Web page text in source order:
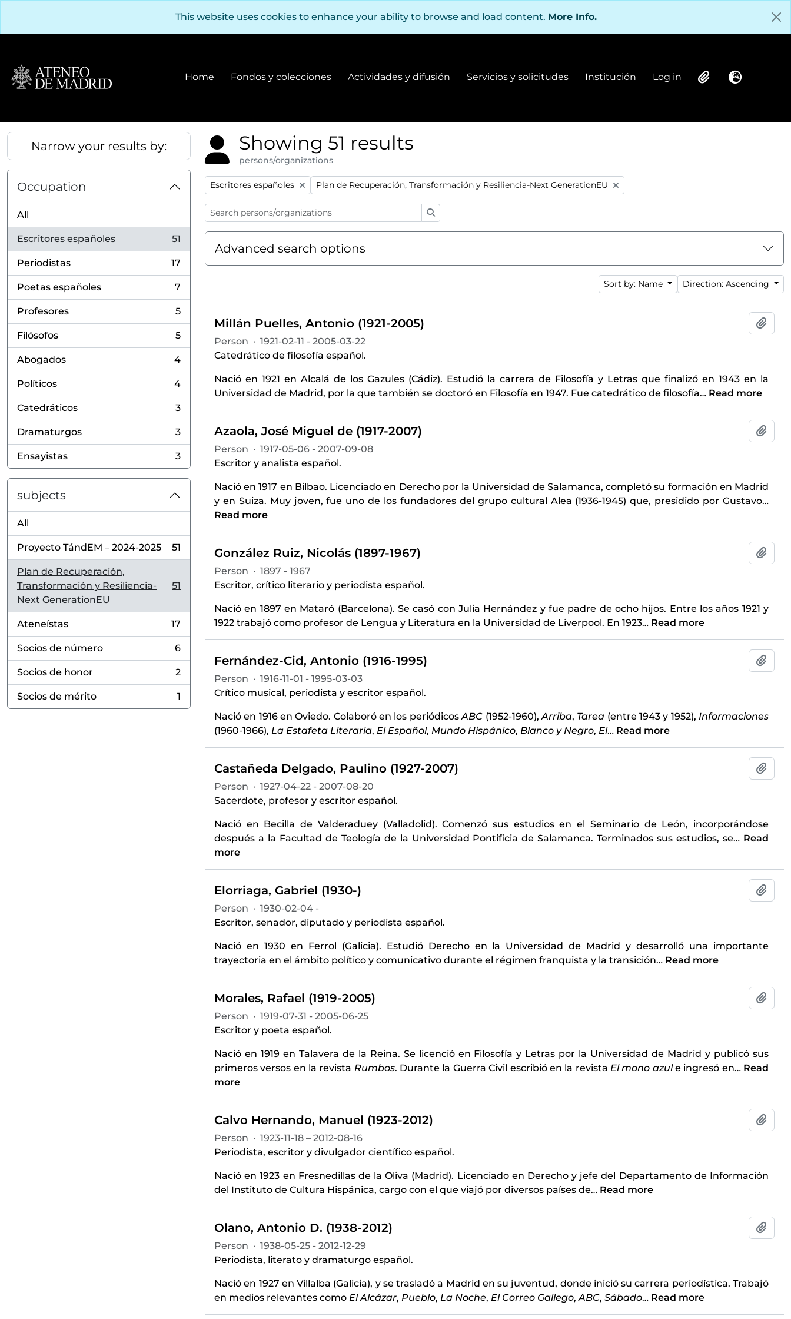
This website uses cookies to enhance your ability to browse and load content. More Info.
Home Fondos y colecciones
Fondos y colecciones
Actividades y difusión
Actividades y difusión
Servicios y solicitudes Institución
Institución
Log in
Log in ClipboardLanguage
Narrow your results by:
Occupation
All
Escritores españoles
, 51 results
51
Periodistas
, 17 results
17
Poetas españoles
, 7 results
7
Profesores
, 5 results
5
Filósofos
, 5 results
5
Abogados
, 4 results
4
Políticos
, 4 results
4
Catedráticos
, 3 results
3
Dramaturgos
, 3 results
3
Ensayistas
, 3 results
3
subjects
All
Proyecto TándEM – 2024-2025
, 51 results
51
Plan de Recuperación,
Transformación y Resiliencia-
Next GenerationEU
, 51 results
51
Ateneístas
, 17 results
17
Socios de número
, 6 results
6
Socios de honor
, 2 results
2
Socios de mérito
, 1 results
1
Showing 51 results
persons/organizations
Remove filter:
Escritores españoles Remove filter:
Plan de Recuperación, Transformación y Resiliencia-Next GenerationEU
Advanced search options
Sort by: Name Direction: Ascending
Millán Puelles, Antonio (1921-2005)
Person · 1921-02-11 - 2005-03-22
Catedrático de filosofía español.
Nació en 1921 en Alcalá de los Gazules (Cádiz). Estudió la carrera de Filosofía y Letras que finalizó en 1943 en la
Universidad de Madrid, por la que también se doctoró en Filosofía en 1947. Fue catedrático de filosofía… Read more
Azaola, José Miguel de (1917-2007)
Person · 1917-05-06 - 2007-09-08
Escritor y analista español.
Nació en 1917 en Bilbao. Licenciado en Derecho por la Universidad de Salamanca, completó su formación en Madrid
y en Suiza. Muy joven, fue uno de los fundadores del grupo cultural Alea (1936-1945) que, presidido por Gustavo…
Read more
González Ruiz, Nicolás (1897-1967)
Person · 1897 - 1967
Escritor, crítico literario y periodista español.
Nació en 1897 en Mataró (Barcelona). Se casó con Julia Hernández y fue padre de ocho hijos. Entre los años 1921 y
1922 trabajó como profesor de Lengua y Literatura en la Universidad de Liverpool. En 1923… Read more
Fernández-Cid, Antonio (1916-1995)
Person · 1916-11-01 - 1995-03-03
Crítico musical, periodista y escritor español.
Nació en 1916 en Oviedo. Colaboró en los periódicosABC (1952-1960), Arriba, Tarea (entre 1943 y 1952), Informaciones
(1960-1966), La Estafeta Literaria, El Español, Mundo Hispánico, Blanco y Negro, El… Read more
Castañeda Delgado, Paulino (1927-2007)
Person · 1927-04-22 - 2007-08-20
Sacerdote, profesor y escritor español.
Nació en Becilla de Valderaduey (Valladolid). Comenzó sus estudios en el Seminario de León, incorporándose
después a la Facultad de Teología de la Universidad Pontificia de Salamanca. Terminados sus estudios, se… Read
more
Elorriaga, Gabriel (1930-)
Person · 1930-02-04 -
Escritor, senador, diputado y periodista español.
Nació en 1930 en Ferrol (Galicia). Estudió Derecho en la Universidad de Madrid y desarrolló una importante
trayectoria en el ámbito político y comunicativo durante el régimen franquista y la transición… Read more
Morales, Rafael (1919-2005)
Person · 1919-07-31 - 2005-06-25
Escritor y poeta español.
Nació en 1919 en Talavera de la Reina. Se licenció en Filosofía y Letras por la Universidad de Madrid y publicó sus
primeros versos en la revista Rumbos. Durante la Guerra Civil escribió en la revista El mono azule ingresó en… Read
more
Calvo Hernando, Manuel (1923-2012)
Person · 1923-11-18 – 2012-08-16
Periodista, escritor y divulgador científico español.
Nació en 1923 en Fresnedillas de la Oliva (Madrid). Licenciado en Derecho y jefe del Departamento de Información
del Instituto de Cultura Hispánica, cargo con el que viajó por diversos países de… Read more
Olano, Antonio D. (1938-2012)
Person · 1938-05-25 - 2012-12-29
Periodista, literato y dramaturgo español.
Nació en 1927 en Villalba (Galicia), y se trasladó a Madrid en su juventud, donde inició su carrera periodística. Trabajó
en medios relevantes como El Alcázar, Pueblo, La Noche, El Correo Gallego,ABC, Sábado… Read more